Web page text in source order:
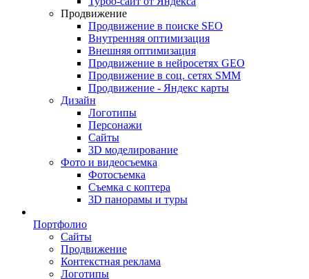
Продвижение
Продвижение в поиске SEO
Внутренняя оптимизация
Внешняя оптимизация
Продвижение в нейросетях GEO
Продвижение в соц. сетях SMM
Продвижение - Яндекс карты
Дизайн
Логотипы
Персонажи
Сайты
3D моделирование
Фото и видеосъемка
Фотосъемка
Съемка с коптера
3D панорамы и туры
Портфолио
Сайты
Продвижение
Контекстная реклама
Логотипы